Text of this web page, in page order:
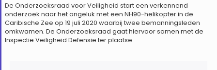
De Onderzoeksraad voor Veiligheid start een verkennend
onderzoek naar het ongeluk met een NH90-helikopter in de
Caribische Zee op 19 juli 2020 waarbij twee bemanningsleden
omkwamen. De Onderzoeksraad gaat hiervoor samen met de
Inspectie Veiligheid Defensie ter plaatse.